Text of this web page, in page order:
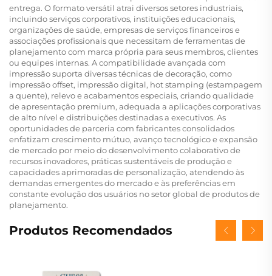
entrega. O formato versátil atrai diversos setores industriais,
incluindo serviços corporativos, instituições educacionais,
organizações de saúde, empresas de serviços financeiros e
associações profissionais que necessitam de ferramentas de
planejamento com marca própria para seus membros, clientes
ou equipes internas. A compatibilidade avançada com
impressão suporta diversas técnicas de decoração, como
impressão offset, impressão digital, hot stamping (estampagem
a quente), relevo e acabamentos especiais, criando qualidade
de apresentação premium, adequada a aplicações corporativas
de alto nível e distribuições destinadas a executivos. As
oportunidades de parceria com fabricantes consolidados
enfatizam crescimento mútuo, avanço tecnológico e expansão
de mercado por meio do desenvolvimento colaborativo de
recursos inovadores, práticas sustentáveis de produção e
capacidades aprimoradas de personalização, atendendo às
demandas emergentes do mercado e às preferências em
constante evolução dos usuários no setor global de produtos de
planejamento.
Produtos Recomendados